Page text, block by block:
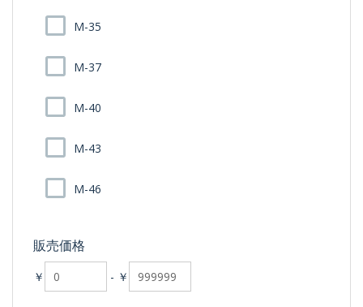
M-35
M-37
M-40
M-43
M-46
販売価格
￥ - ￥